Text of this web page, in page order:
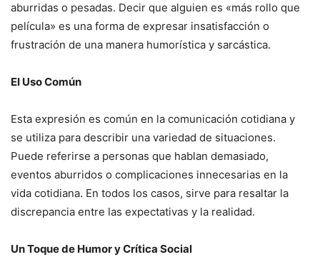
aburridas o pesadas. Decir que alguien es «más rollo que
película» es una forma de expresar insatisfacción o
frustración de una manera humorística y sarcástica.
El Uso Común
Esta expresión es común en la comunicación cotidiana y
se utiliza para describir una variedad de situaciones.
Puede referirse a personas que hablan demasiado,
eventos aburridos o complicaciones innecesarias en la
vida cotidiana. En todos los casos, sirve para resaltar la
discrepancia entre las expectativas y la realidad.
Un Toque de Humor y Crítica Social